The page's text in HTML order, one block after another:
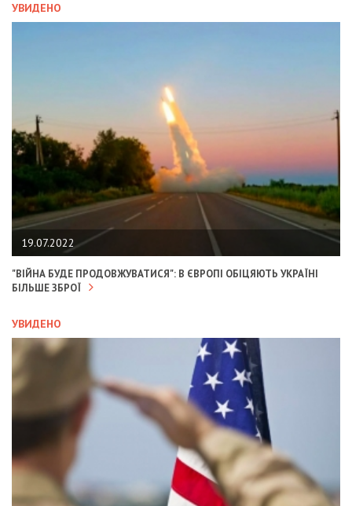
УВИДЕНО
19.07.2022
"ВІЙНА БУДЕ ПРОДОВЖУВАТИСЯ": В ЄВРОПІ ОБІЦЯЮТЬ УКРАЇНІ
БІЛЬШЕ ЗБРОЇ
УВИДЕНО